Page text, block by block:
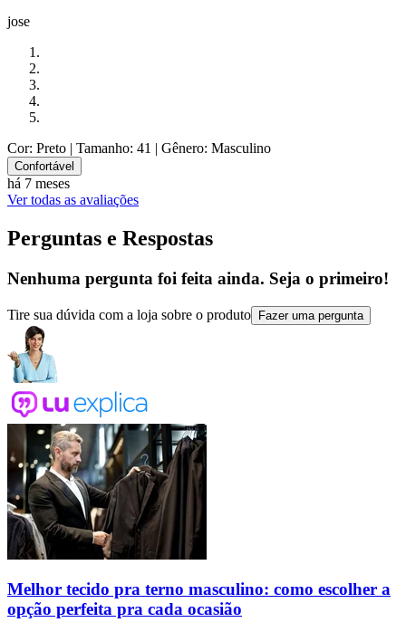
jose
Cor: Preto | Tamanho: 41 | Gênero: Masculino
Confortável
há 7 meses
Ver todas as avaliações
Perguntas e Respostas
Nenhuma pergunta foi feita ainda. Seja o primeiro!
Tire sua dúvida com a loja sobre o produto Fazer uma pergunta
Melhor tecido pra terno masculino: como escolher a
opção perfeita pra cada ocasião